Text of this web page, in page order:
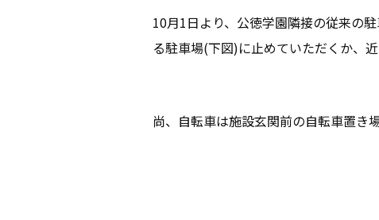
10月1日より、公徳学園隣接の従来の
る駐車場(下図)に止めていただくか、
尚、自転車は施設玄関前の自転車置き